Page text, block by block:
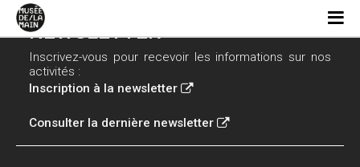
NEWSLETTER
Inscrivez-vous pour recevoir les informations sur nos
activités :
Inscription à la newsletter
Consulter la dernière newsletter